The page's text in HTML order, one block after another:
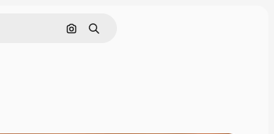
Rechercher par image
Rechercher